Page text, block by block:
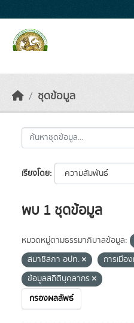
ชุดข้อมูล
เรียงโดย
พบ 1 ชุดข้อมูล
หมวดหมู่ตามธรรมาภิบาลข้อมูล:
สมาชิสภา อปท.
การเมือ
ข้อมูลสถิติบุคลากร
กรองผลลัพธ์